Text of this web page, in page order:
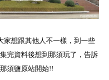
家想跟其他人不一樣，到一些
完資料後想到那須玩了，告訴
須鹽原站開始!!